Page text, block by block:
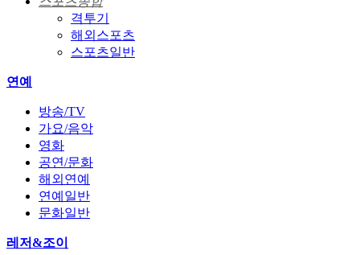
격투기
해외스포츠
스포츠일반
연예
방송/TV
가요/음악
영화
공연/문화
해외연예
연예일반
문화일반
레저&조이